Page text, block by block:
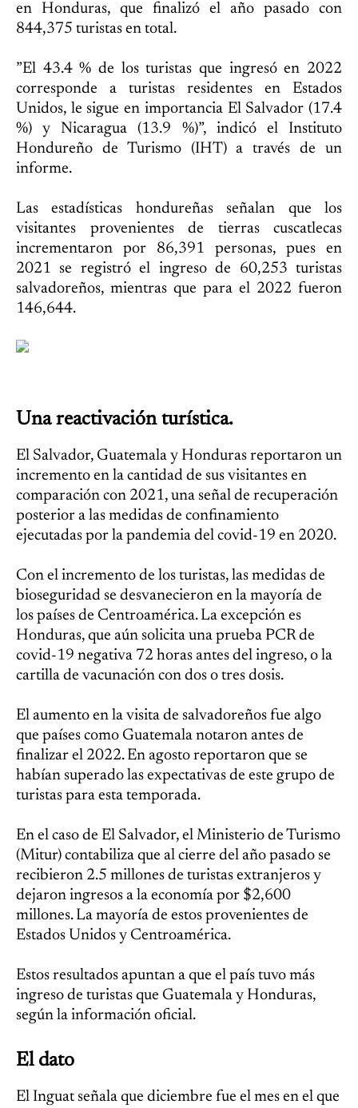
en Honduras, que finalizó el año pasado con
844,375 turistas en total.
​​”El 43.4 % de los turistas que ingresó en 2022
corresponde a turistas residentes en Estados
Unidos, le sigue en importancia El Salvador (17.4
%) y Nicaragua (13.9 %)”, indicó el Instituto
Hondureño de Turismo (IHT) a través de un
informe.
Las estadísticas hondureñas señalan que los
visitantes provenientes de tierras cuscatlecas
incrementaron por 86,391 personas, pues en
2021 se registró el ingreso de 60,253 turistas
salvadoreños, mientras que para el 2022 fueron
146,644.
Una reactivación turística.
El Salvador, Guatemala y Honduras reportaron un
incremento en la cantidad de sus visitantes en
comparación con 2021, una señal de recuperación
posterior a las medidas de confinamiento
ejecutadas por la pandemia del covid-19 en 2020.
Con el incremento de los turistas, las medidas de
bioseguridad se desvanecieron en la mayoría de
los países de Centroamérica. La excepción es
Honduras, que aún solicita una prueba PCR de
covid-19 negativa 72 horas antes del ingreso, o la
cartilla de vacunación con dos o tres dosis.
El aumento en la visita de salvadoreños fue algo
que países como Guatemala notaron antes de
finalizar el 2022. En agosto reportaron que se
habían superado las expectativas de este grupo de
turistas para esta temporada.
En el caso de El Salvador, el Ministerio de Turismo
(Mitur) contabiliza que al cierre del año pasado se
recibieron 2.5 millones de turistas extranjeros y
dejaron ingresos a la economía por $2,600
millones. La mayoría de estos provenientes de
Estados Unidos y Centroamérica.
Estos resultados apuntan a que el país tuvo más
ingreso de turistas que Guatemala y Honduras,
según la información oficial.
El dato
El Inguat señala que diciembre fue el mes en el que